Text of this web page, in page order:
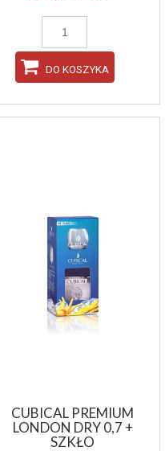
DO KOSZYKA
CUBICAL PREMIUM
LONDON DRY 0,7 +
SZKŁO